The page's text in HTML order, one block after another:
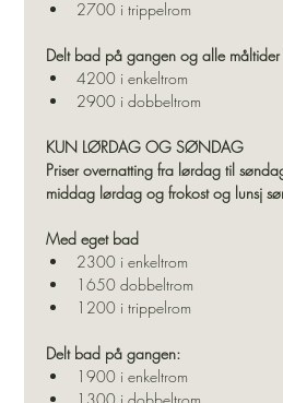
2700 i trippelrom
Delt bad på gangen og alle måltider
4200 i enkeltrom
2900 i dobbeltrom
KUN LØRDAG OG SØNDAG
Priser overnatting fra lørdag til
middag lørdag og frokost og lunsj
Med eget bad
2300 i enkeltrom
1650 dobbeltrom
1200 i trippelrom
Delt bad på gangen:
1900 i enkeltrom